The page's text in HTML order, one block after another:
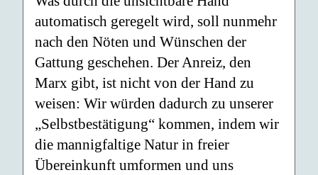
automatisch geregelt wird, soll nunmehr
nach den Nöten und Wünschen der
Gattung geschehen. Der Anreiz, den
Marx gibt, ist nicht von der Hand zu
weisen: Wir würden dadurch zu unserer
„Selbstbestätigung“ kommen, indem wir
die mannigfaltige Natur in freier
Übereinkunft umformen und uns